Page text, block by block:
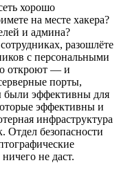
хорошо
на месте хакера?
и админа?
разошлёте
с персональными
откроют — и
порты,
были эффективны для
эффективны и
инфраструктура
Отдел безопасности
не даст.